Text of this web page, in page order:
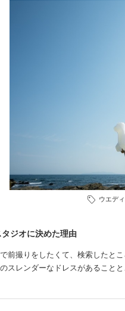
ウエデ
タジオに決めた理由
前撮りをしたくて、検索したと
スレンダーなドレスがあることと